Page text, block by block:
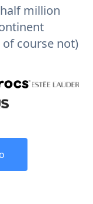
million
course not)